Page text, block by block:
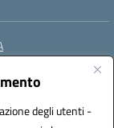
degli utenti -